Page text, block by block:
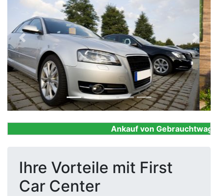
Previous Next
Ankauf von
Ihre Vorteile mit First
Car Center